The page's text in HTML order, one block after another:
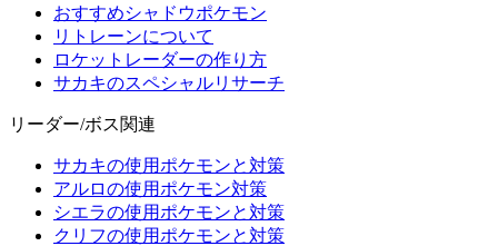
おすすめシャドウポケモン
リトレーンについて
ロケットレーダーの作り方
サカキのスペシャルリサーチ
リーダー/ボス関連
サカキの使用ポケモンと対策
アルロの使用ポケモン対策
シエラの使用ポケモンと対策
クリフの使用ポケモンと対策